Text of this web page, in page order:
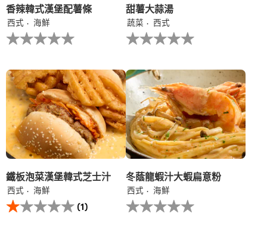
分
为
5.0，
共
5
分，
评
分
为
香辣韓式漢堡配薯條
西式
海鮮
没
有
个
recipe
提
交
评
级
甜薯大蒜湯
蔬菜
西式
没
有
个
recipe
提
评
级
鐵板泡菜漢堡​韓式芝士汁​
西式
海鮮
此
鐵
(1)
冬蔭龍蝦汁大蝦扁意粉
西式
海鮮
没
有